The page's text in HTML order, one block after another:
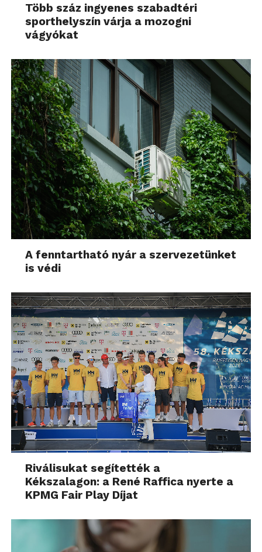
Több száz ingyenes szabadtéri
sporthelyszín várja a mozogni
vágyókat
A fenntartható nyár a szervezetünket
is védi
Riválisukat segítették a
Kékszalagon: a René Raffica nyerte a
KPMG Fair Play Díjat